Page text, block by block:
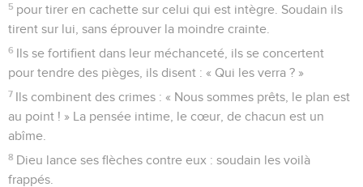
5 pour tirer en cachette sur celui qui est intègre. Soudain ils
tirent sur lui, sans éprouver la moindre crainte.
6 Ils se fortifient dans leur méchanceté, ils se concertent
pour tendre des pièges, ils disent : « Qui les verra ? »
7 Ils combinent des crimes : « Nous sommes prêts, le plan est
au point ! » La pensée intime, le cœur, de chacun est un
abîme.
8 Dieu lance ses flèches contre eux : soudain les voilà
frappés.